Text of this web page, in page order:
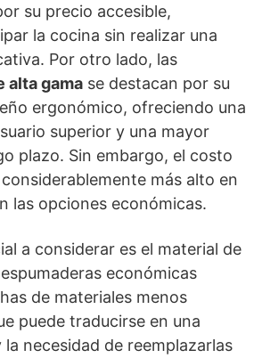
su precio accesible,
la cocina sin realizar una
Por otro lado, las
alta gama se destacan por su
ergonómico, ofreciendo una
superior y una mayor
plazo. Sin embargo, el costo
más alto en
las opciones económicas.
a considerar es el material de
económicas
de materiales menos
puede traducirse en una
necesidad de reemplazarlas